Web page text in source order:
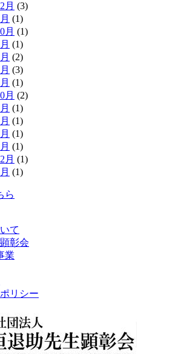
月 (3)
(1)
月 (1)
(1)
(2)
(3)
(1)
月 (2)
(1)
(1)
(1)
(1)
月 (1)
(1)
ら
て
彰会
業
リシー